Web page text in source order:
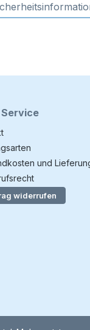
und
widerrufen